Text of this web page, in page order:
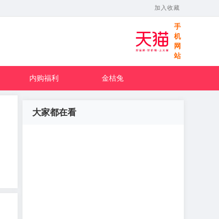
加入收藏
手
机
网
站
内购福利 金桔兔
大家都在看